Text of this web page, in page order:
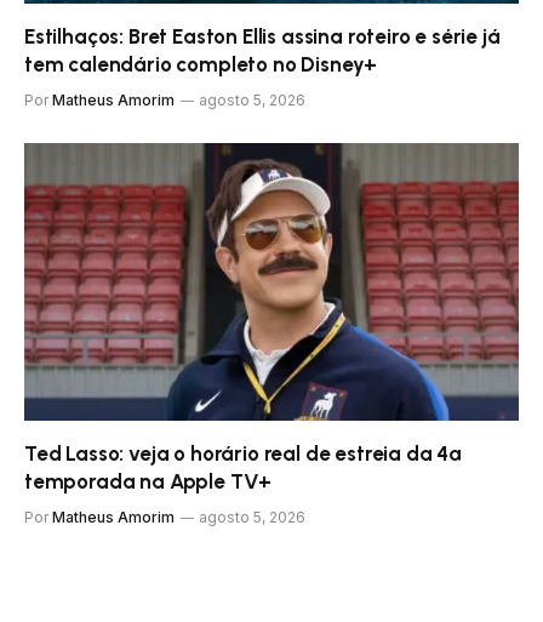
Estilhaços: Bret Easton Ellis assina roteiro e série já
tem calendário completo no Disney+
Por Matheus Amorim agosto 5, 2026
Ted Lasso: veja o horário real de estreia da 4ª
temporada na Apple TV+
Por Matheus Amorim agosto 5, 2026